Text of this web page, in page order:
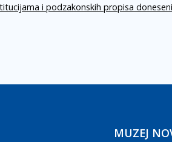
i podzakonskih propisa
MUZEJ